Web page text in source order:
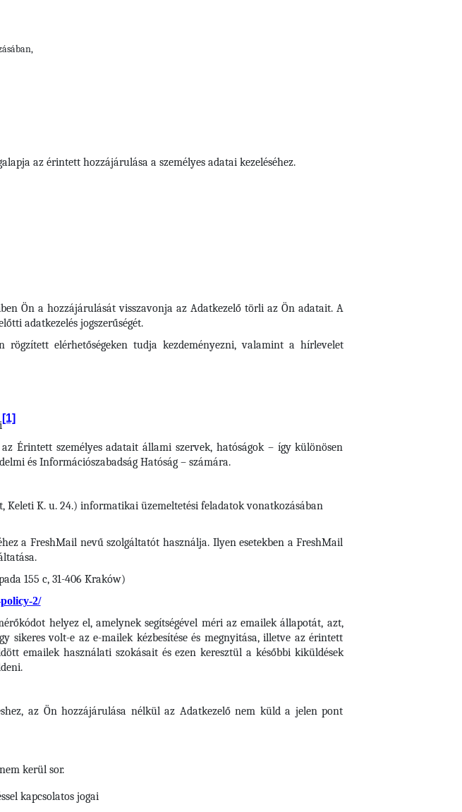
az érintett hozzájárulása a személyes adatai kezeléséhez.
Ön a hozzájárulását visszavonja az Adatkezelő törli az Ön adatait. A
adatkezelés jogszerűségét.
elérhetőségeken tudja kezdeményezni, valamint a hírlevelet
[1]
Érintett személyes adatait állami szervek, hatóságok – így különösen
és Információszabadság Hatóság – számára.
Keleti K. u. 24.) informatikai üzemeltetési feladatok vonatkozásában
a FreshMail nevű szolgáltatót használja. Ilyen esetekben a FreshMail
155 c, 31-406 Kraków)
2/
helyez el, amelynek segítségével méri az emailek állapotát, azt,
volt-e az e-mailek kézbesítése és megnyitása, illetve az érintett
emailek használati szokásait és ezen keresztül a későbbi kiküldések
az Ön hozzájárulása nélkül az Adatkezelő nem küld a jelen pont
kerül sor.
kapcsolatos jogai